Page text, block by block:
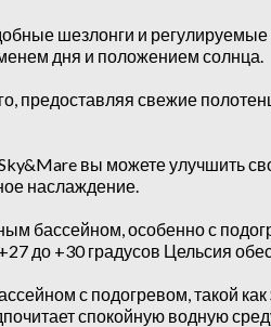
шезлонги и
дня и положением солнца.
предоставляя свежие
вы можете улучшить
наслаждение.
бассейном, особенно с
до +30 градусов Цельсия
с подогревом, такой
спокойную водную